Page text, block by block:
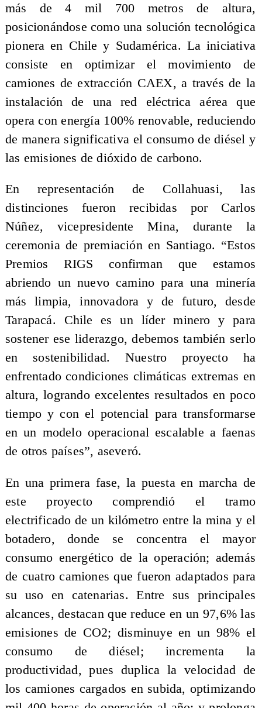
más de 4 mil 700 metros de altura,
posicionándose como una solución tecnológica
pionera en Chile y Sudamérica. La iniciativa
consiste en optimizar el movimiento de
camiones de extracción CAEX, a través de la
instalación de una red eléctrica aérea que
opera con energía 100% renovable, reduciendo
de manera significativa el consumo de diésel y
las emisiones de dióxido de carbono.
En representación de Collahuasi, las
distinciones fueron recibidas por Carlos
Núñez, vicepresidente Mina, durante la
ceremonia de premiación en Santiago. “Estos
Premios RIGS confirman que estamos
abriendo un nuevo camino para una minería
más limpia, innovadora y de futuro, desde
Tarapacá. Chile es un líder minero y para
sostener ese liderazgo, debemos también serlo
en sostenibilidad. Nuestro proyecto ha
enfrentado condiciones climáticas extremas en
altura, logrando excelentes resultados en poco
tiempo y con el potencial para transformarse
en un modelo operacional escalable a faenas
de otros países”, aseveró.
En una primera fase, la puesta en marcha de
este proyecto comprendió el tramo
electrificado de un kilómetro entre la mina y el
botadero, donde se concentra el mayor
consumo energético de la operación; además
de cuatro camiones que fueron adaptados para
su uso en catenarias. Entre sus principales
alcances, destacan que reduce en un 97,6% las
emisiones de CO2; disminuye en un 98% el
consumo de diésel; incrementa la
productividad, pues duplica la velocidad de
los camiones cargados en subida, optimizando